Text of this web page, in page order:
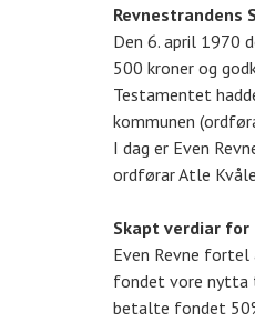
Revnestrandens
Den 6. april 1970
500 kroner og
Testamentet
kommunen
I dag er Even
ordførar Atle
Skapt verdiar
Even Revne fortel
fondet vore nytta
betalte fondet